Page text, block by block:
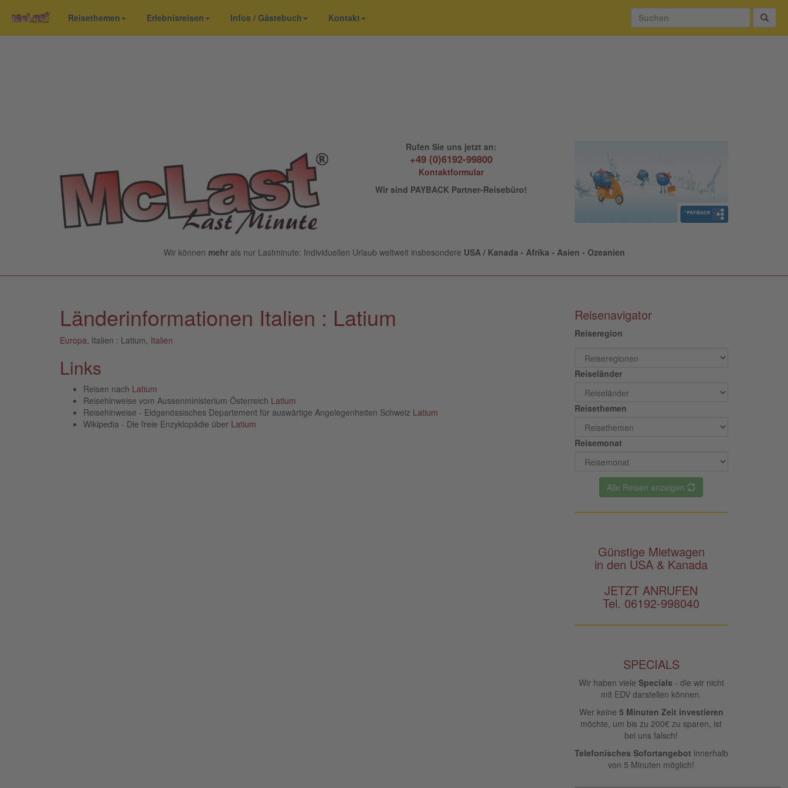
Rufen Sie uns jetzt an:
+49 (0)6192-99800
Kontaktformular
Wir sind PAYBACK Partner-Reisebüro!
Wir können mehrals nur Lastminute: Individuellen Urlaub weltweit insbesondere USA / Kanada - Afrika - Asien - Ozeanien
Reisethemen Erlebnisreisen Infos / Gästebuch Kontakt
Länderinformationen Italien : Latium
Europa , Italien : Latium, Italien
Links
Reisen nach Latium
Reisehinweise vom Aussenministerium Österreich Latium
Reisehinweise - Eidgenössisches Departement für auswärtige Angelegenheiten Schweiz Latium
Wikipedia - Die freie Enzyklopädie über Latium
Reisenavigator
Reiseregion
Reiseländer
Reisethemen
Reisemonat
Alle Reisen anzeigen
Günstige Mietwagen
in den USA & Kanada
JETZT ANRUFEN
Tel. 06192-998040
SPECIALS
Wir haben viele Specials - die wir nicht
mit EDV darstellen können.
Wer keine 5 Minuten Zeit investieren
möchte, um bis zu 200€ zu sparen, ist
bei uns falsch!
Telefonisches Sofortangebot innerhalb
von 5 Minuten möglich!